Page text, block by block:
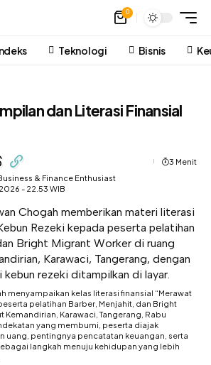
0
Teknologi Bisnis
dan Literasi Finansial
& Finance Enthusiast
- 22.53 WIB
3 Menit
menyampaikan kelas literasi finansial “Merawat
pelatihan Barber, Menjahit, dan Bright
Kemandirian, Karawaci, Tangerang, Rabu
yang membumi, peserta diajak
uang, pentingnya pencatatan keuangan, serta
langkah menuju kehidupan yang lebih